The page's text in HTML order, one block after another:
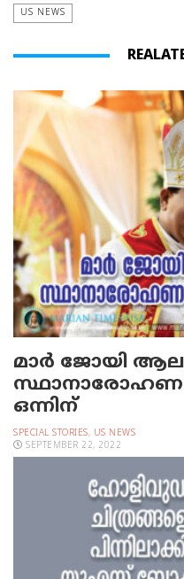
US NEWS
മാർ ജോയി
ഒന്നിന്
SPECIAL STORIES, US NEWS
SEPTEMBER 22, 2022